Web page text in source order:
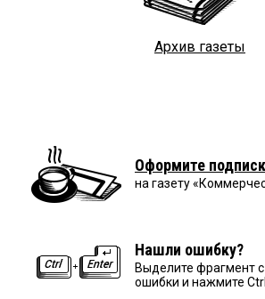
Архив газеты
Оформите
на газету
Нашли ошибку?
Выделите фрагмент с
ошибки и нажмите